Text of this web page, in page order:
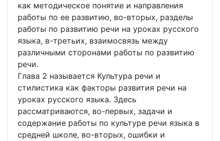
как методическое понятие и направления
работы по ее развитию, во-вторых, разделы
работы по развитию речи на уроках русского
языка, в-третьих, взаимосвязь между
различными сторонами работы по развитию
речи.
Глава 2 называется Культура речи и
стилистика как факторы развития речи на
уроках русского языка. Здесь
рассматриваются, во-первых, задачи и
содержание работы по культуре речи языка в
средней школе, во-вторых, ошибки и